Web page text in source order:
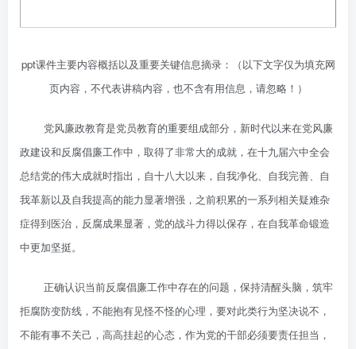
ppt课件主要内容概括以及重要关键信息摘录：（以下文字仅为填充网
页内容，不代表讲稿内容，也不含有用信息，请忽略！）
党风廉政教育是党员教育的重要组成部分，新时代以来在党风廉
政建设和反腐倡廉工作中，取得了非常大的成就，在十九届六中全会
总结党的伟大成就时指出，自十八大以来，自我净化、自我完善、自
我革新以及自我提高的能力显著增强，之前积累的一系列相关疑难杂
症得到医治，反腐成果显著，党的战斗力得以保存，在自我革命锻造
中更加坚挺。
正确认识当前反腐倡廉工作中存在的问题，保持清醒头脑，筑牢
拒腐防变防线，不能抱有见怪不怪的心理，要对此类行为坚决说不，
不能有事不关己，高高挂起的心态，作为党的干部必须要责任担当，